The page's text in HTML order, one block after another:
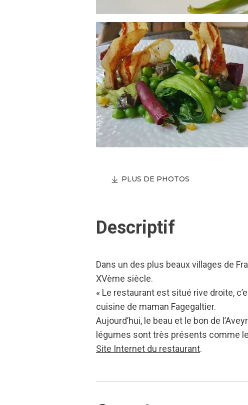
PLUS DE PHOTOS
Descriptif
Dans un des plus beaux villages de
XVème siècle.
« Le restaurant est situé rive droite,
cuisine de maman Fagegaltier.
Aujourd’hui, le beau et le bon de
légumes sont très présents comme
Site Internet du restaurant.